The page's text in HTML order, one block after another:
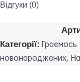
Відгуки (0)
Категорії: Граємось
новонароджених,